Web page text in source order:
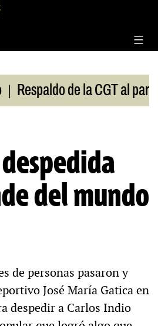
Respaldo de la CGT al paro
del mundo
de personas pasaron y
José María Gatica en
despedir a Carlos Indio